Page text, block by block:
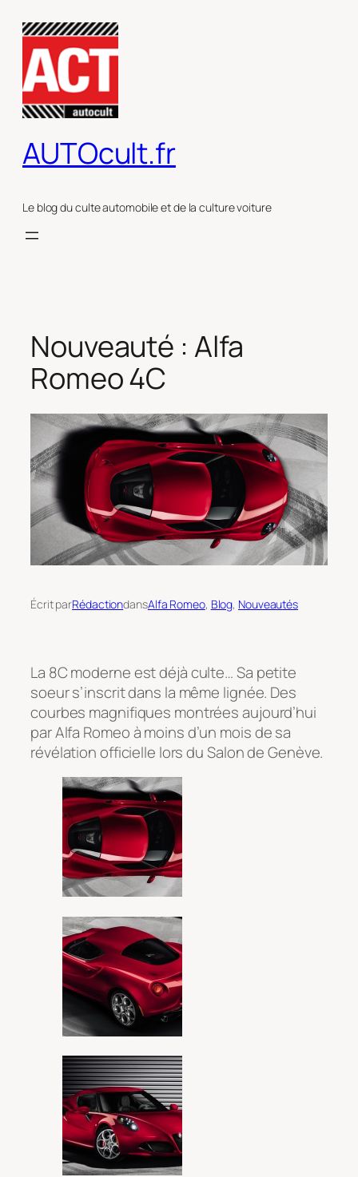
contenu
AUTOcult.fr
Le blog du culte automobile et de la culture voiture
Nouveauté : Alfa
Romeo 4C
Écrit parRédactiondansAlfa Romeo, Blog, Nouveautés
La 8C moderne est déjà culte… Sa petite
soeur s’inscrit dans la même lignée. Des
courbes magnifiques montrées aujourd’hui
par Alfa Romeo à moins d’un mois de sa
révélation officielle lors du Salon de Genève.